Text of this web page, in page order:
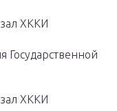
ХККИ
Государственной
ХККИ